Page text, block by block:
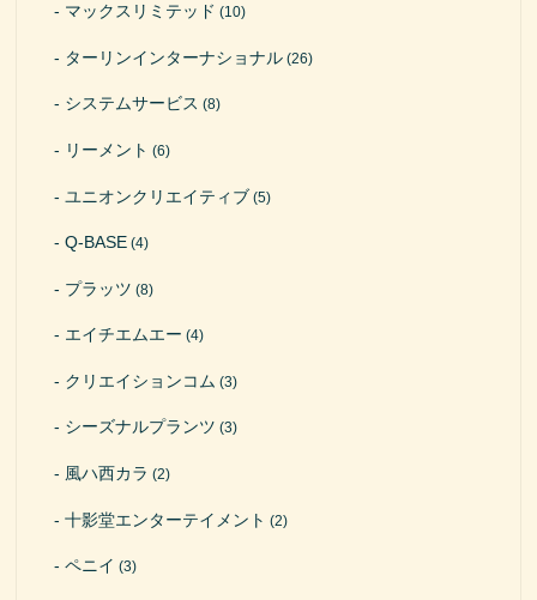
マックスリミテッド (10)
ターリンインターナショナル (26)
システムサービス (8)
リーメント (6)
ユニオンクリエイティブ (5)
Q-BASE (4)
プラッツ (8)
エイチエムエー (4)
クリエイションコム (3)
シーズナルプランツ (3)
風ハ西カラ (2)
十影堂エンターテイメント (2)
ペニイ (3)